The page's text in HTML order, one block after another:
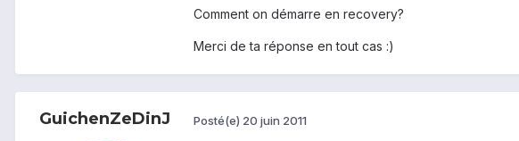
Comment on démarre en recovery?
Merci de ta réponse en tout cas :)
GuichenZeDinJ Posté(e) 20 juin 2011